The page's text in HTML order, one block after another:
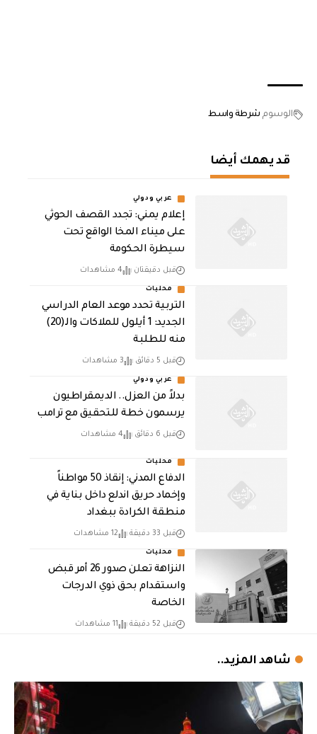
الوسوم شرطة واسط
قد يهمك أيضا
عربي ودولي
إعلام يمني: تجدد القصف الحوثي
على ميناء المخا الواقع تحت
سيطرة الحكومة
قبل دقيقتان 4 مشاهدات
محليات
التربية تحدد موعد العام الدراسي
الجديد: 1 أيلول للملاكات والـ(20)
منه للطلبة
قبل 5 دقائق 3 مشاهدات
عربي ودولي
بدلاً من العزل.. الديمقراطيون
يرسمون خطة للتحقيق مع ترامب
قبل 6 دقائق 4 مشاهدات
محليات
الدفاع المدني: إنقاذ 50 مواطناً
وإخماد حريق اندلع داخل بناية في
منطقة الكرادة ببغداد
قبل 33 دقيقة 12 مشاهدات
محليات
النزاهة تعلن صدور 26 أمر قبض
واستقدام بحق ذوي الدرجات
الخاصة
قبل 52 دقيقة 11 مشاهدات
شاهد المزيد..